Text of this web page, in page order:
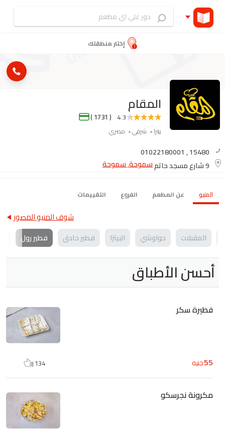
إختار منطقتك
المقام
4.3
( 1731 )
بيتزا شرقي مصري
15480
,
01022180001
9 شارع مسجد حاتم
سموحة, سموحة
المنيو عن المطعم الفروع التقييمات
شوف المنيو المصور
المقبلات حواوشي البيتزا فطير حادق فطير رول
أحسن الأطباق
فطيرة سكر
55جنيه 134
مكرونة نجرسكو